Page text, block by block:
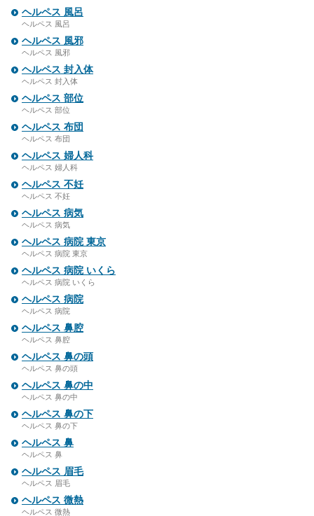
ヘルペス 風呂
ヘルペス 風呂
ヘルペス 風邪
ヘルペス 風邪
ヘルペス 封入体
ヘルペス 封入体
ヘルペス 部位
ヘルペス 部位
ヘルペス 布団
ヘルペス 布団
ヘルペス 婦人科
ヘルペス 婦人科
ヘルペス 不妊
ヘルペス 不妊
ヘルペス 病気
ヘルペス 病気
ヘルペス 病院 東京
ヘルペス 病院 東京
ヘルペス 病院 いくら
ヘルペス 病院 いくら
ヘルペス 病院
ヘルペス 病院
ヘルペス 鼻腔
ヘルペス 鼻腔
ヘルペス 鼻の頭
ヘルペス 鼻の頭
ヘルペス 鼻の中
ヘルペス 鼻の中
ヘルペス 鼻の下
ヘルペス 鼻の下
ヘルペス 鼻
ヘルペス 鼻
ヘルペス 眉毛
ヘルペス 眉毛
ヘルペス 微熱
ヘルペス 微熱